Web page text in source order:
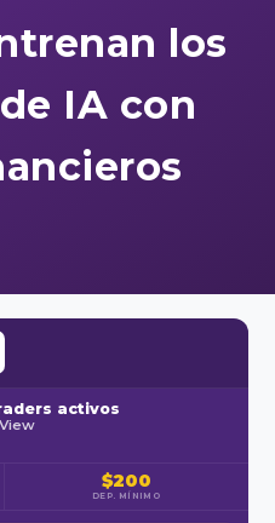
los
IA con
activos
$200
DEP. MÍNIMO